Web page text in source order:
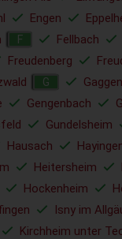
Engen
F Fellbach
Freudenberg
G
Gengenbach
Gundelsheim
Hausach
Heitersheim
Hockenheim
Isny im
Kirchheim unter